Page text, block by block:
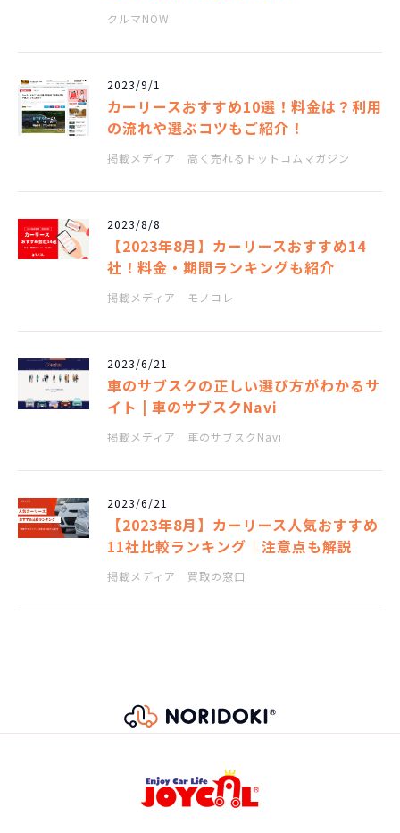
クルマNOW
2023/9/1
カーリースおすすめ10選！料金は？利用
の流れや選ぶコツもご紹介！
掲載メディア 高く売れるドットコムマガジン
2023/8/8
【2023年8月】カーリースおすすめ14
社！料金・期間ランキングも紹介
掲載メディア モノコレ
2023/6/21
車のサブスクの正しい選び方がわかるサ
イト | 車のサブスクNavi
掲載メディア 車のサブスクNavi
2023/6/21
【2023年8月】カーリース人気おすすめ
11社比較ランキング｜注意点も解説
掲載メディア 買取の窓口